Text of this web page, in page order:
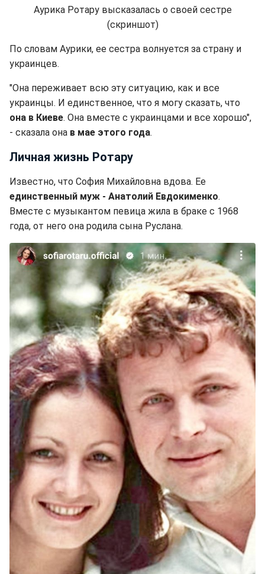
Аурика Ротару высказалась о своей сестре
(скриншот)
По словам Аурики, ее сестра волнуется за страну и
украинцев.
"Она переживает всю эту ситуацию, как и все
украинцы. И единственное, что я могу сказать, что
она в Киеве. Она вместе с украинцами и все хорошо",
- сказала она в мае этого года.
Личная жизнь Ротару
Известно, что София Михайловна вдова. Ее
единственный муж - Анатолий Евдокименко.
Вместе с музыкантом певица жила в браке с 1968
года, от него она родила сына Руслана.